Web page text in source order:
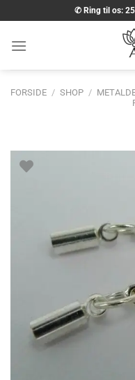
til
indhold
✆ Ring til os:
FORSIDE / SHOP /